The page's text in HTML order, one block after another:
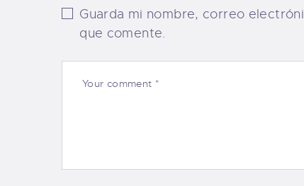
Guarda mi nombre, correo
que comente.